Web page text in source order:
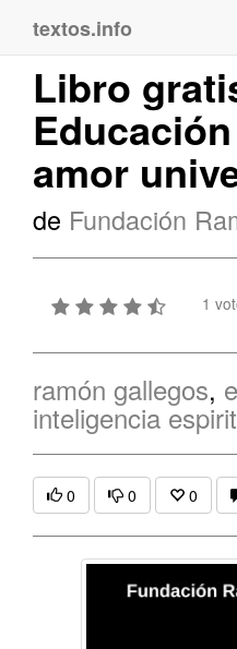
textos.info
Libro
amor
de Fundación
1
ramón gallegos,
inteligencia
0 0 0